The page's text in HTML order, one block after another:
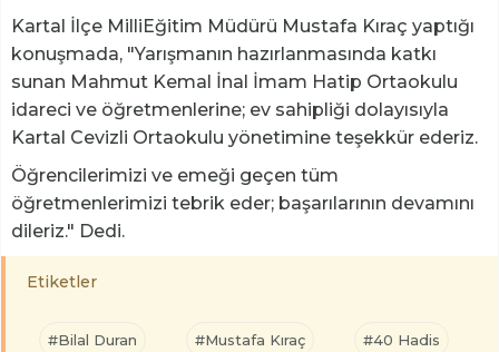
Kartal İlçe MilliEğitim Müdürü Mustafa Kıraç yaptığı
konuşmada, "Yarışmanın hazırlanmasında katkı
sunan Mahmut Kemal İnal İmam Hatip Ortaokulu
idareci ve öğretmenlerine; ev sahipliği dolayısıyla
Kartal Cevizli Ortaokulu yönetimine teşekkür ederiz.
Öğrencilerimizi ve emeği geçen tüm
öğretmenlerimizi tebrik eder; başarılarının devamını
dileriz." Dedi.
Etiketler
#Bilal Duran #Mustafa Kıraç #40 Hadis